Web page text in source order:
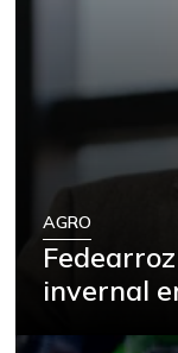
AGRO
invernal